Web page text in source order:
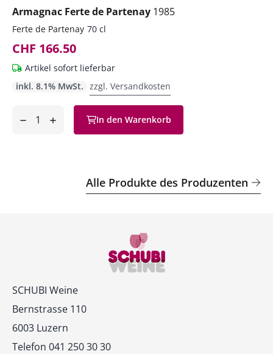
Armagnac Ferte de Partenay 1985
Ferte de Partenay 70 cl
CHF 166.50
Artikel sofort lieferbar
inkl. 8.1% MwSt. zzgl. Versandkosten
In den Warenkorb
Alle Produkte des Produzenten
Kontakt
SCHUBI Weine
Bernstrasse 110
6003 Luzern
Telefon 041 250 30 30